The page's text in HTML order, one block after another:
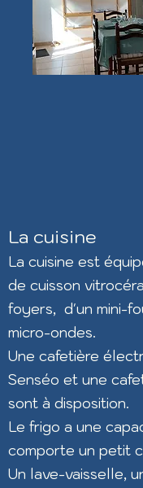
La cuisine
La cuisine est
de cuisson
foyers, d'un mini-
micro-ondes.
Une cafetière
Senséo et une
sont à disposition.
Le frigo a une
comporte un petit
Un lave-vaisselle,